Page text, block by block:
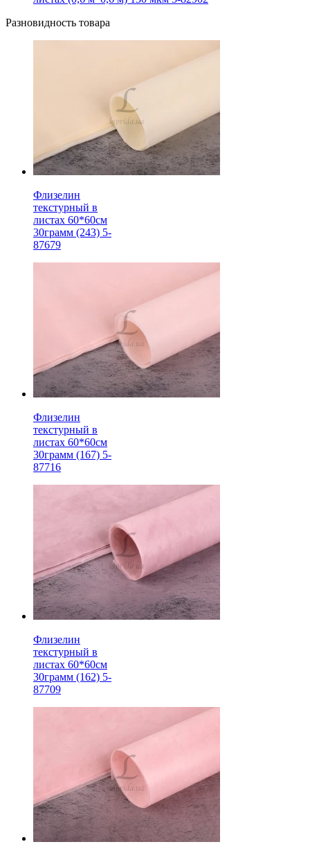
Разновидность товара
Флизелин
текстурный в
листах 60*60см
30грамм (243) 5-
87679
Флизелин
текстурный в
листах 60*60см
30грамм (167) 5-
87716
Флизелин
текстурный в
листах 60*60см
30грамм (162) 5-
87709